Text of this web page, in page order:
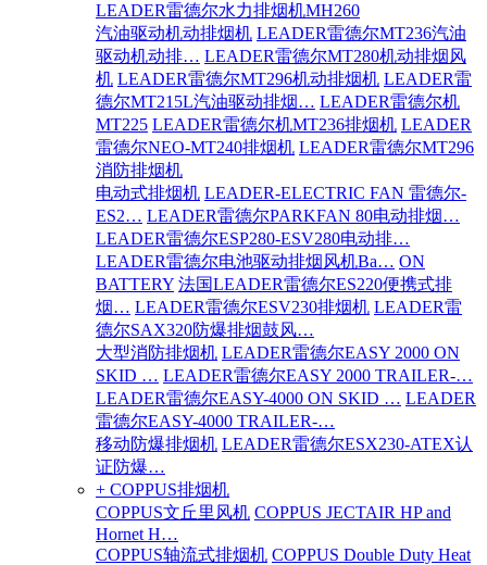
LEADER雷德尔水力排烟机MH260
汽油驱动机动排烟机 LEADER雷德尔MT236汽油
驱动机动排… LEADER雷德尔MT280机动排烟风
机 LEADER雷德尔MT296机动排烟机 LEADER雷
德尔MT215L汽油驱动排烟… LEADER雷德尔机
MT225 LEADER雷德尔机MT236排烟机 LEADER
雷德尔NEO-MT240排烟机 LEADER雷德尔MT296
消防排烟机
电动式排烟机 LEADER-ELECTRIC FAN 雷德尔-
ES2… LEADER雷德尔PARKFAN 80电动排烟…
LEADER雷德尔ESP280-ESV280电动排…
LEADER雷德尔电池驱动排烟风机Ba… ON
BATTERY 法国LEADER雷德尔ES220便携式排
烟… LEADER雷德尔ESV230排烟机 LEADER雷
德尔SAX320防爆排烟鼓风…
大型消防排烟机 LEADER雷德尔EASY 2000 ON
SKID … LEADER雷德尔EASY 2000 TRAILER-…
LEADER雷德尔EASY-4000 ON SKID … LEADER
雷德尔EASY-4000 TRAILER-…
移动防爆排烟机 LEADER雷德尔ESX230-ATEX认
证防爆…
+ COPPUS排烟机
COPPUS文丘里风机 COPPUS JECTAIR HP and
Hornet H…
COPPUS轴流式排烟机 COPPUS Double Duty Heat